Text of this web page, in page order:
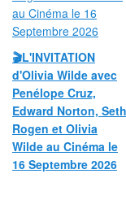
🎬L'INVITATION
d'Olivia Wilde avec
Penélope Cruz,
Edward Norton, Seth
Rogen et Olivia
Wilde au Cinéma le
16 Septembre 2026